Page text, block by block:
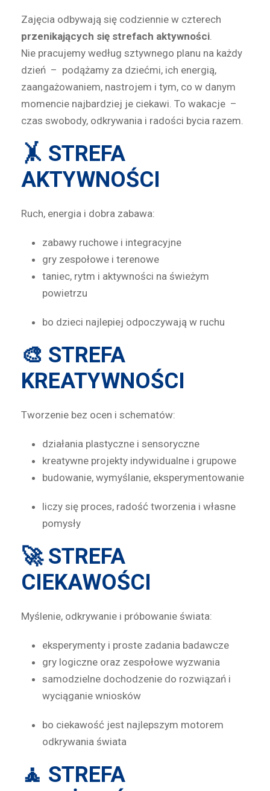
Zajęcia odbywają się codziennie w czterech
przenikających się strefach aktywności.
Nie pracujemy według sztywnego planu na każdy
dzień – podążamy za dziećmi, ich energią,
zaangażowaniem, nastrojem i tym, co w danym
momencie najbardziej je ciekawi. To wakacje –
czas swobody, odkrywania i radości bycia razem.
🤸 STREFA
AKTYWNOŚCI
Ruch, energia i dobra zabawa:
zabawy ruchowe i integracyjne
gry zespołowe i terenowe
taniec, rytm i aktywności na świeżym
powietrzu
bo dzieci najlepiej odpoczywają w ruchu
🎨 STREFA
KREATYWNOŚCI
Tworzenie bez ocen i schematów:
działania plastyczne i sensoryczne
kreatywne projekty indywidualne i grupowe
budowanie, wymyślanie, eksperymentowanie
liczy się proces, radość tworzenia i własne
pomysły
🚀 STREFA
CIEKAWOŚCI
Myślenie, odkrywanie i próbowanie świata:
eksperymenty i proste zadania badawcze
gry logiczne oraz zespołowe wyzwania
samodzielne dochodzenie do rozwiązań i
wyciąganie wniosków
bo ciekawość jest najlepszym motorem
odkrywania świata
🧘 STREFA